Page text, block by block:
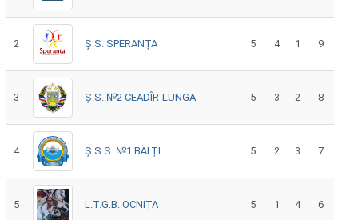
2 Ș.S. SPERANȚA 5 4 1 9
3 Ș.S. №2 CEADÎR-LUNGA 5 3 2 8
4 Ș.S.S. №1 BĂLȚI 5 2 3 7
5 L.T.G.B. OCNIȚA 5 1 4 6